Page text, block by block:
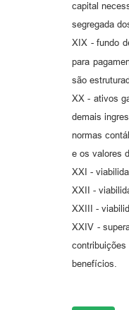
capital
segregada
XIX - fundo
para
são
XX - ativos
demais
normas
e os valores
XXI -
XXII -
XXIII -
XXIV -
benefícios.